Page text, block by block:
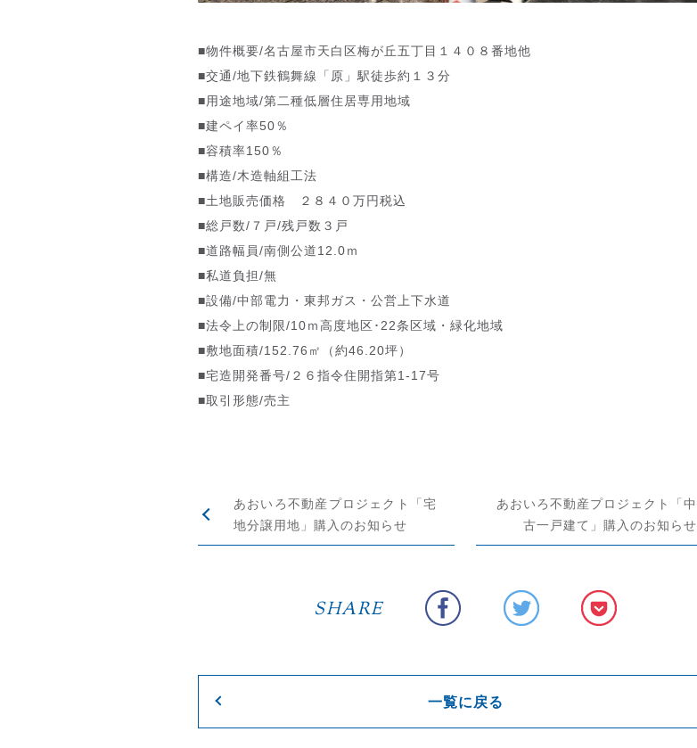
■物件概要/名古屋市天白区梅が丘五丁目１４０８番地他
■交通/地下鉄鶴舞線「原」駅徒歩約１３分
■用途地域/第二種低層住居専用地域
■建ペイ率50％
■容積率150％
■構造/木造軸組工法
■土地販売価格 ２８４０万円税込
■総戸数/７戸/残戸数３戸
■道路幅員/南側公道12.0ｍ
■私道負担/無
■設備/中部電力・東邦ガス・公営上下水道
■法令上の制限/10ｍ高度地区･22条区域・緑化地域
■敷地面積/152.76㎡（約46.20坪）
■宅造開発番号/２６指令住開指第1-17号
■取引形態/売主
あおいろ不動産プロジェクト「宅
地分譲用地」購入のお知らせ
あおいろ不動産プロジェクト「中
古一戸建て」購入のお知らせ
SHARE
一覧に戻る